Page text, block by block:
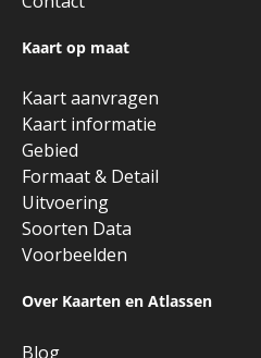
Kaart op maat
Kaart aanvragen
Kaart informatie
Gebied
Formaat & Detail
Uitvoering
Soorten Data
Voorbeelden
Over Kaarten en Atlassen
Blog